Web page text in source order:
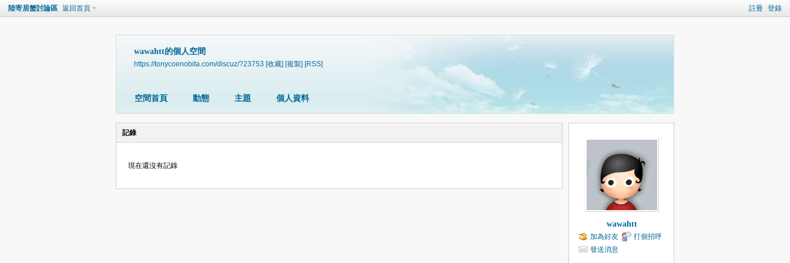
註冊 登錄
陸寄居蟹討論區 返回首頁
wawahtt的個人空間
https://tonycoenobita.com/discuz/?23753 [收藏] [複製] [RSS]
空間首頁 動態 主題 個人資料
記錄
現在還沒有記錄
wawahtt
加為好友
打個招呼
發送消息